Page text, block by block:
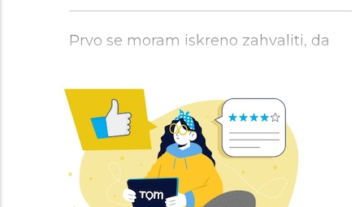
Prvo se moram iskreno zahvaliti, da
sem dobila tako iskren odgovor, zato
res hvala! O svojih težavah težko
spregovorim, zelo lažje mi je pisat in
to svetovanje mi je zelo všeč. Še
enkrat iskrena hvala za vaš čas in